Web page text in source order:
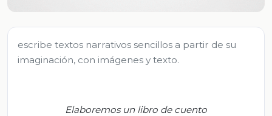
escribe textos narrativos sencillos a partir de su
imaginación, con imágenes y texto.
Elaboremos un libro de cuento